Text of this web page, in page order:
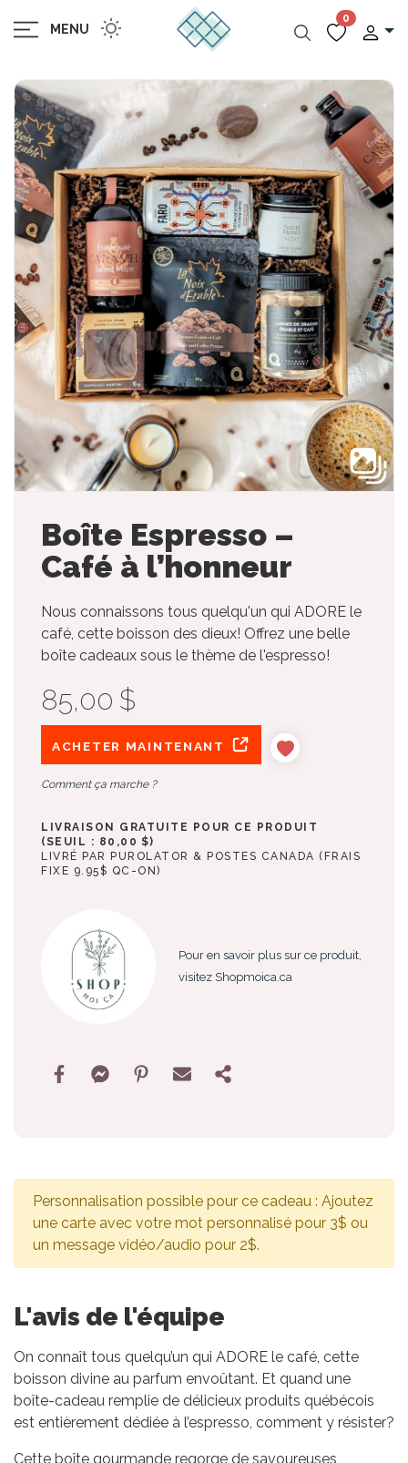
MENU
0
Boîte Espresso –
Café à l’honneur
Nous connaissons tous quelqu'un qui ADORE le
café, cette boisson des dieux! Offrez une belle
boîte cadeaux sous le thème de l'espresso!
85,00 $
ACHETER MAINTENANT
Comment ça marche ?
LIVRAISON GRATUITE POUR CE PRODUIT
(SEUIL : 80,00 $)
LIVRÉ PAR PUROLATOR & POSTES CANADA (FRAIS
FIXE 9.95$ QC-ON)
Pour en savoir plus sur ce produit,
visitez Shopmoica.ca
Personnalisation possible pour ce cadeau : Ajoutez
une carte avec votre mot personnalisé pour 3$ ou
un message vidéo/audio pour 2$.
L'avis de l'équipe
On connaît tous quelqu’un qui ADORE le café, cette
boisson divine au parfum envoûtant. Et quand une
boîte-cadeau remplie de délicieux produits québécois
est entièrement dédiée à l’espresso, comment y résister?
Cette boîte gourmande regorge de savoureuses